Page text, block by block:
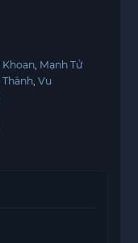
Khoan Mạnh Tử
Thành Vu